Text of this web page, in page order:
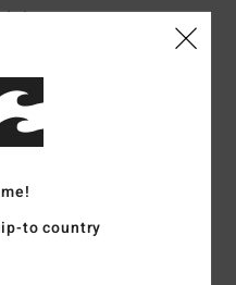
: 5/5
to country